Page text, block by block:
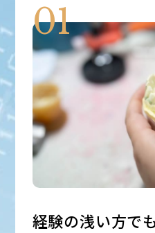
01
経験の浅い方で